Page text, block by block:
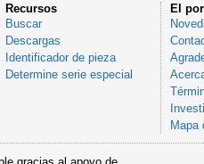
Recursos
Buscar
Descargas
Identificador de pieza
Determine serie especial
El
Mapa